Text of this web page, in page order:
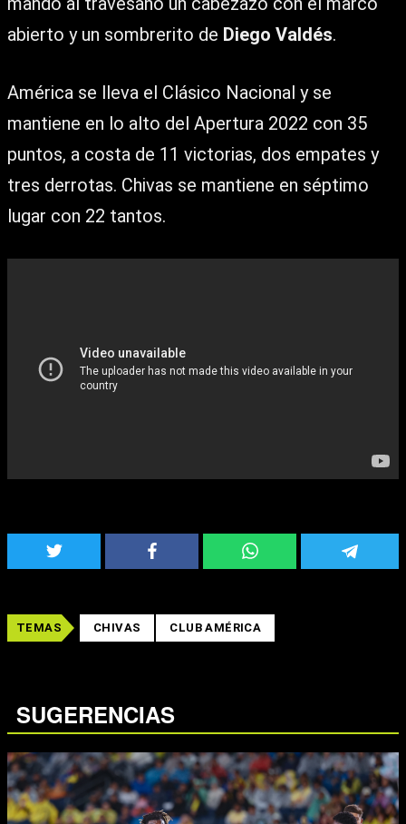
abierto y un sombrerito de Diego Valdés.
América se lleva el Clásico Nacional y se
mantiene en lo alto del Apertura 2022 con 35
puntos, a costa de 11 victorias, dos empates y
tres derrotas. Chivas se mantiene en séptimo
lugar con 22 tantos.
TEMAS CHIVAS CLUB AMÉRICA
SUGERENCIAS